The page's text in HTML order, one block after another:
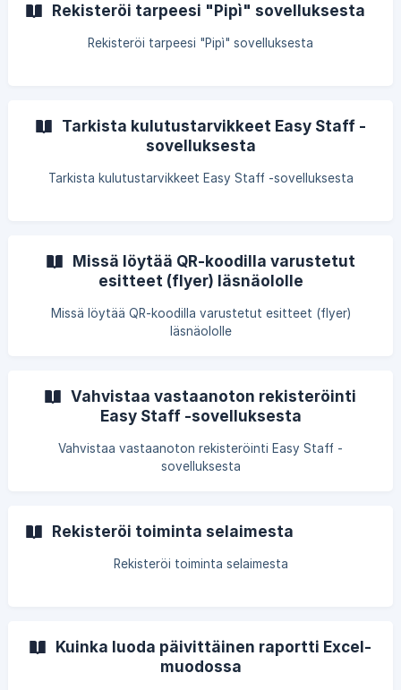
Rekisteröi tarpeesi "Pipì" sovelluksesta
Rekisteröi tarpeesi "Pipì" sovelluksesta
Tarkista kulutustarvikkeet Easy Staff -
sovelluksesta
Tarkista kulutustarvikkeet Easy Staff -sovelluksesta
Missä löytää QR-koodilla varustetut
esitteet (flyer) läsnäololle
Missä löytää QR-koodilla varustetut esitteet (flyer)
läsnäololle
Vahvistaa vastaanoton rekisteröinti
Easy Staff -sovelluksesta
Vahvistaa vastaanoton rekisteröinti Easy Staff -
sovelluksesta
Rekisteröi toiminta selaimesta
Rekisteröi toiminta selaimesta
Kuinka luoda päivittäinen raportti Excel-
muodossa